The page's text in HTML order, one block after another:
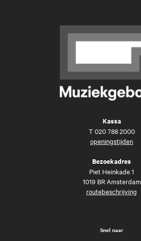
Kassa
T 020 788 2000
openingstijden
Bezoekadres
Piet Heinkade 1
1019 BR Amsterdam
routebeschrijving
Snel naar